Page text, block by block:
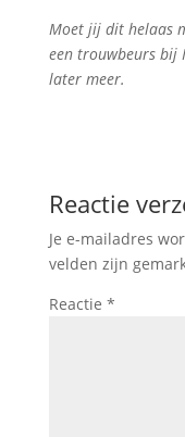
Moet jij dit helaas
een trouwbeurs bij
later meer.
Reactie
Je e-mailadres
velden zijn
Reactie *